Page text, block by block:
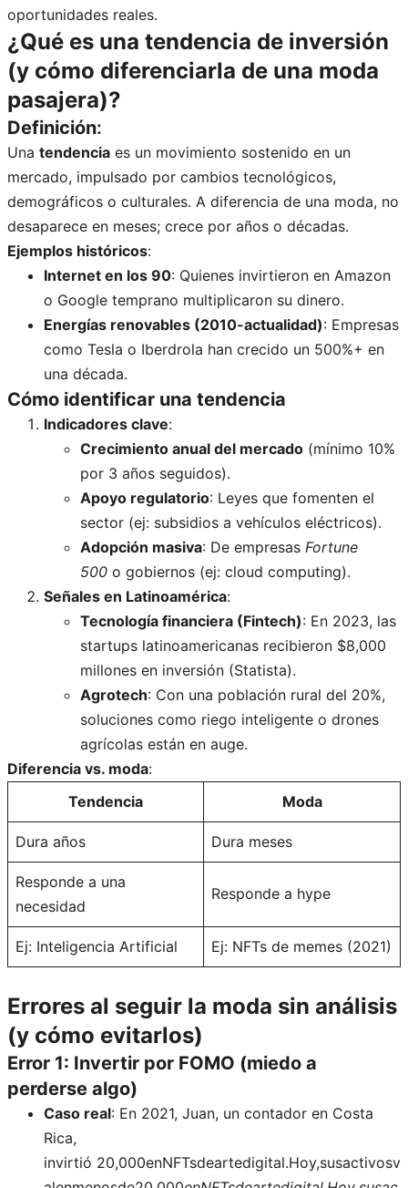
oportunidades reales.
¿Qué es una tendencia de inversión
(y cómo diferenciarla de una moda
pasajera)?
Definición:
Una tendencia es un movimiento sostenido en un
mercado, impulsado por cambios tecnológicos,
demográficos o culturales. A diferencia de una moda, no
desaparece en meses; crece por años o décadas.
Ejemplos históricos:
Internet en los 90: Quienes invirtieron en Amazon
o Google temprano multiplicaron su dinero.
Energías renovables (2010-actualidad): Empresas
como Tesla o Iberdrola han crecido un 500%+ en
una década.
Cómo identificar una tendencia
Indicadores clave:
Crecimiento anual del mercado (mínimo 10%
por 3 años seguidos).
Apoyo regulatorio: Leyes que fomenten el
sector (ej: subsidios a vehículos eléctricos).
Adopción masiva: De empresas Fortune
500 o gobiernos (ej: cloud computing).
Señales en Latinoamérica:
Tecnología financiera (Fintech): En 2023, las
startups latinoamericanas recibieron $8,000
millones en inversión (Statista).
Agrotech: Con una población rural del 20%,
soluciones como riego inteligente o drones
agrícolas están en auge.
Diferencia vs. moda:
Tendencia
Moda
Dura años Dura meses
Responde a una
necesidad
Responde a hype
Ej: Inteligencia Artificial Ej: NFTs de memes (2021)
Errores al seguir la moda sin análisis
(y cómo evitarlos)
Error 1: Invertir por FOMO (miedo a
perderse algo)
Caso real: En 2021, Juan, un contador en Costa
Rica,
invirtió 20,000enNFTsdeartedigital.Hoy,susactivosv